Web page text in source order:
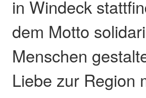
in Windeck
dem Motto
Menschen
Liebe zur Region